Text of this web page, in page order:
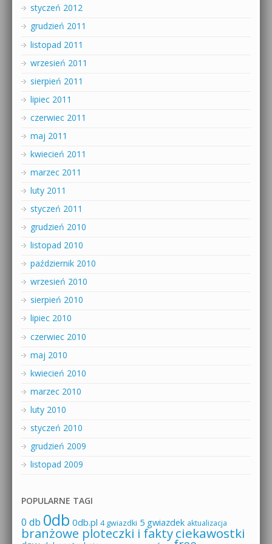
styczeń 2012
grudzień 2011
listopad 2011
wrzesień 2011
sierpień 2011
lipiec 2011
czerwiec 2011
maj 2011
kwiecień 2011
marzec 2011
luty 2011
styczeń 2011
grudzień 2010
listopad 2010
październik 2010
wrzesień 2010
sierpień 2010
lipiec 2010
czerwiec 2010
maj 2010
kwiecień 2010
marzec 2010
luty 2010
styczeń 2010
grudzień 2009
listopad 2009
POPULARNE TAGI
0 db 0db 0db.pl 4 gwiazdki 5 gwiazdek aktualizacja
branżowe ploteczki i faktyciekawostki